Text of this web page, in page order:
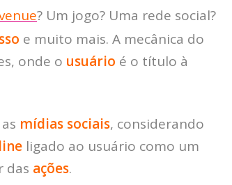
? Um jogo? Uma rede social?
e muito mais. A mecânica do
onde o usuário é o título à
mídias sociais, considerando
ligado ao usuário como um
das ações.